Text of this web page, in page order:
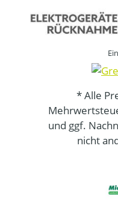
* Alle
und ggf.
nicht